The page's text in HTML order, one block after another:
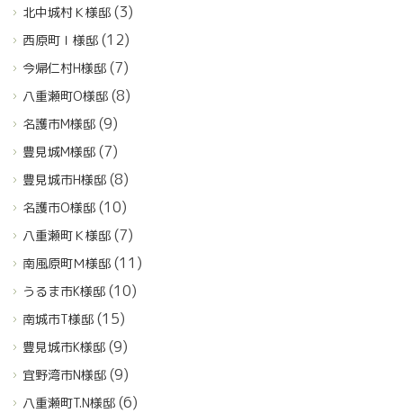
北中城村Ｋ様邸 (3)
西原町Ｉ様邸 (12)
今帰仁村H様邸 (7)
八重瀬町O様邸 (8)
名護市M様邸 (9)
豊見城M様邸 (7)
豊見城市H様邸 (8)
名護市O様邸 (10)
八重瀬町Ｋ様邸 (7)
南風原町Ｍ様邸 (11)
うるま市K様邸 (10)
南城市T様邸 (15)
豊見城市K様邸 (9)
宜野湾市N様邸 (9)
八重瀬町T.N様邸 (6)